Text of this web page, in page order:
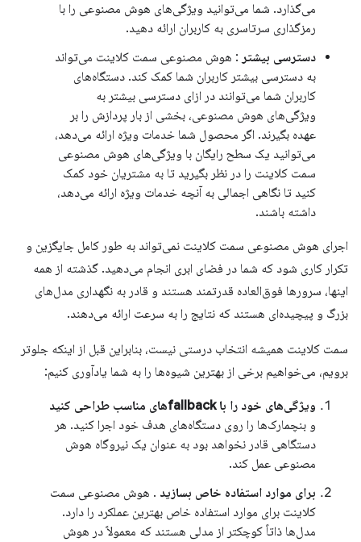
می‌گذارد. شما می‌توانید ویژگی‌های هوش مصنوعی را با
رمزگذاری سرتاسری به کاربران ارائه دهید.
دسترسی بیشتر : هوش مصنوعی سمت کلاینت می‌تواند
به دسترسی بیشتر کاربران شما کمک کند. دستگاه‌های
کاربران شما می‌توانند در ازای دسترسی بیشتر به
ویژگی‌های هوش مصنوعی، بخشی از بار پردازش را بر
عهده بگیرند. اگر محصول شما خدمات ویژه ارائه می‌دهد،
می‌توانید یک سطح رایگان با ویژگی‌های هوش مصنوعی
سمت کلاینت را در نظر بگیرید تا به مشتریان خود کمک
کنید تا نگاهی اجمالی به آنچه خدمات ویژه ارائه می‌دهد،
داشته باشند.
اجرای هوش مصنوعی سمت کلاینت نمی‌تواند به طور کامل جایگزین و
تکرار کاری شود که شما در فضای ابری انجام می‌دهید. گذشته از همه
اینها، سرورها فوق‌العاده قدرتمند هستند و قادر به نگهداری مدل‌های
بزرگ و پیچیده‌ای هستند که نتایج را به سرعت ارائه می‌دهند.
سمت کلاینت همیشه انتخاب درستی نیست، بنابراین قبل از اینکه جلوتر
برویم، می‌خواهیم برخی از بهترین شیوه‌ها را به شما یادآوری کنیم:
ویژگی‌های خود را با fallbackهای مناسب طراحی کنید
و بنچمارک‌ها را روی دستگاه‌های هدف خود اجرا کنید. هر
دستگاهی قادر نخواهد بود به عنوان یک نیروگاه هوش
مصنوعی عمل کند.
برای موارد استفاده خاص بسازید . هوش مصنوعی سمت
کلاینت برای موارد استفاده خاص بهترین عملکرد را دارد.
مدل‌ها ذاتاً کوچکتر از مدلی هستند که معمولاً در هوش